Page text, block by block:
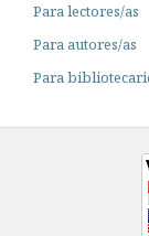
Para lectores/as
Para autores/as
Para